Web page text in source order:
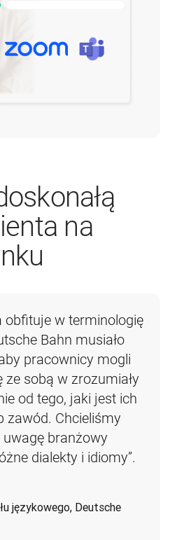
na
obfituje w terminologię
Bahn musiało
pracownicy mogli
sobą w zrozumiały
od tego, jaki jest ich
zawód. Chcieliśmy
branżowy
dialekty i idiomy”.
językowego, Deutsche